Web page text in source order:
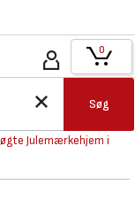
Søg
0
Julemærkehjem i